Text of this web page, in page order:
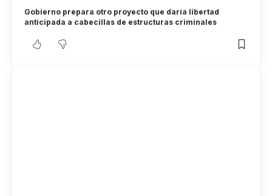
Gobierno prepara otro proyecto que daría libertad
anticipada a cabecillas de estructuras criminales